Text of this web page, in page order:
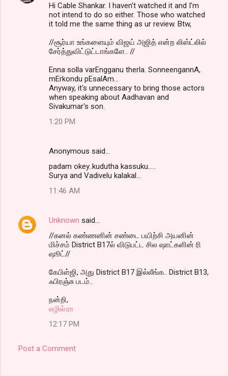
Hi Cable Shankar. I haven't watched it and I'm
not intend to do so either. Those who watched
it told me the same thing as ur review. Btw,
//சூர்யா உங்களையும் விஜய் அஜித் என்ற லிஸ்ட்லில்
சேர்த்துவிட்டுட்டாங்களே.. //
Enna solla varEngganu therla. SonneengannA,
mErkondu pEsalAm...
Anyway, it's unnecessary to bring those actors
when speaking about Aadhavan and
Sivakumar's son.
1:20 PM
Anonymous said…
padam okey..kudutha kassuku.....
Surya and Vadivelu kalakal...
11:46 AM
Unknown said…
//கனல் கண்ணனின் சண்டை பயிற்சி அயனின்
மிச்சம் District B17ல் விடுபட்ட சில ஷாட்களின் ரி
ஷூட்//
கேபிள்ஜி, அது District B17 இல்லீங்க.. District B13,
ஃபிரஞ்சு படம்..
நன்றி,
எழில்.ரா
12:17 PM
Post a Comment